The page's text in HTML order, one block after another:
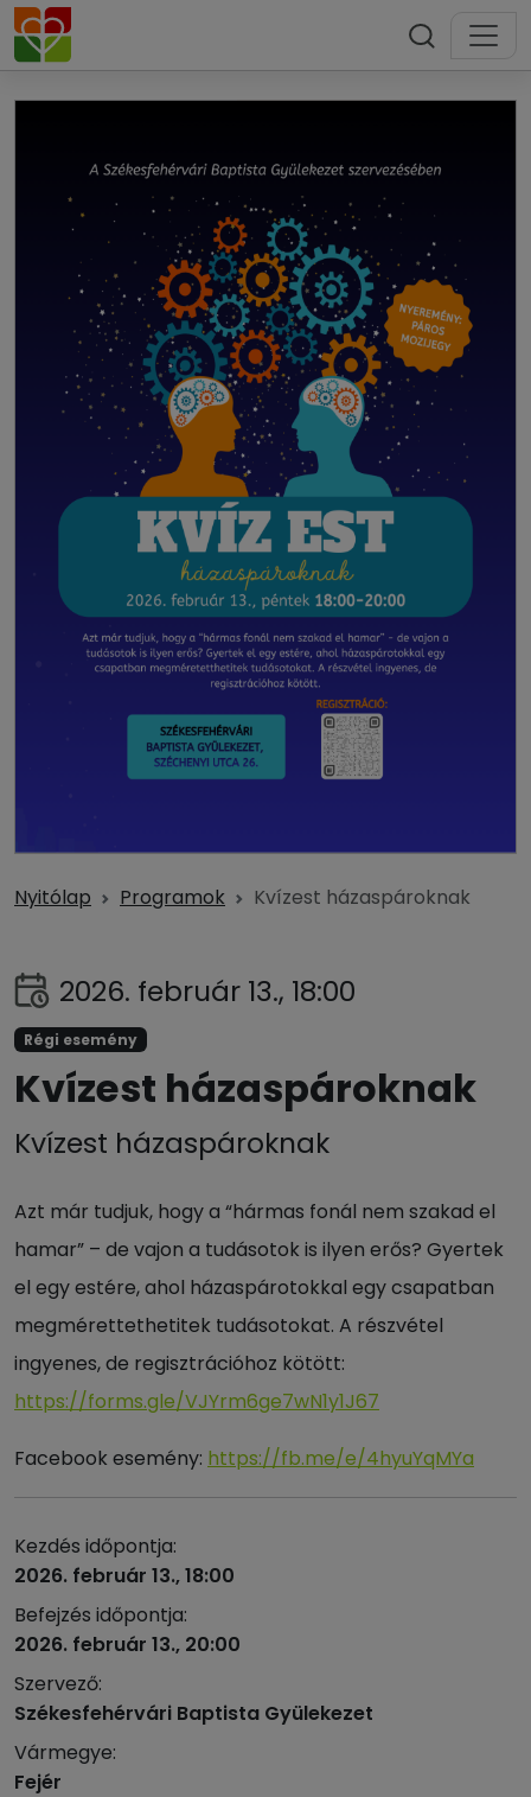
Nyitólap Programok Kvízest házaspároknak
2026. február 13., 18:00
Régi esemény
Kvízest házaspároknak
Kvízest házaspároknak
Azt már tudjuk, hogy a “hármas fonál nem szakad el
hamar” – de vajon a tudásotok is ilyen erős? Gyertek
el egy estére, ahol házaspárotokkal egy csapatban
megmérettethetitek tudásotokat. A részvétel
ingyenes, de regisztrációhoz kötött:
https://forms.gle/VJYrm6ge7wN1y1J67
Facebook esemény: https://fb.me/e/4hyuYqMYa
Kezdés időpontja:
2026. február 13., 18:00
Befejzés időpontja:
2026. február 13., 20:00
Szervező:
Székesfehérvári Baptista Gyülekezet
Vármegye:
Fejér